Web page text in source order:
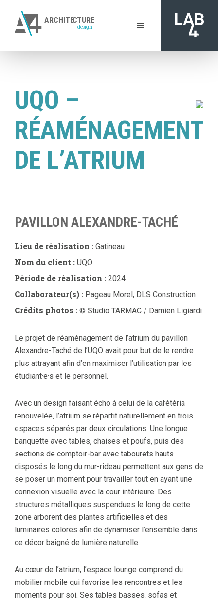
contenu
+design
ARCHITECTURE
Architecture
Gatineau
réalisation
UQO –
RÉAMÉNAGEMENT
DE L’ATRIUM
PAVILLON ALEXANDRE-TACHÉ
Lieu de réalisation : Gatineau
Nom du client : UQO
Période de réalisation : 2024
Collaborateur(s) : Pageau Morel, DLS Construction
Crédits photos : © Studio TARMAC / Damien Ligiardi
Le projet de réaménagement de l’atrium du pavillon
Alexandre-Taché de l’UQO avait pour but de le rendre
plus attrayant afin d’en maximiser l’utilisation par les
étudiant·e·s et le personnel.
Avec un design faisant écho à celui de la cafétéria
renouvelée, l’atrium se répartit naturellement en trois
espaces séparés par deux circulations. Une longue
banquette avec tables, chaises et poufs, puis des
sections de comptoir-bar avec tabourets hauts
disposés le long du mur-rideau permettent aux gens de
se poser un moment pour travailler tout en ayant une
connexion visuelle avec la cour intérieure. Des
structures métalliques suspendues le long de cette
zone arborent des plantes artificielles et des
luminaires colorés afin de dynamiser l’ensemble dans
ce décor baigné de lumière naturelle.
Au cœur de l’atrium, l’espace lounge comprend du
mobilier mobile qui favorise les rencontres et les
moments pour soi. Ses tables basses, sofas et